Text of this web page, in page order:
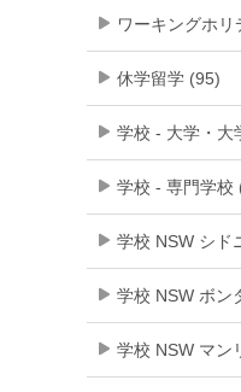
ワーキングホ
休学留学 (95)
学校 - 大学・大
学校 - 専門学校
学校 NSW シド
学校 NSW ボン
学校 NSW マン